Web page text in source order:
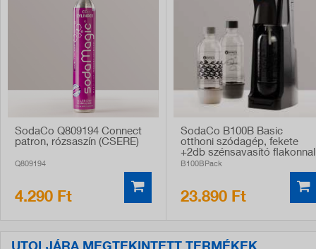
SodaCo Q809194 Connect
patron, rózsaszín (CSERE)
Q809194
4.290 Ft
SodaCo B100B Basic
otthoni szódagép, fekete
+2db szénsavasító flakonnal
B100BPack
23.890 Ft